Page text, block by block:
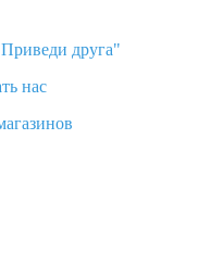
друга"
нас